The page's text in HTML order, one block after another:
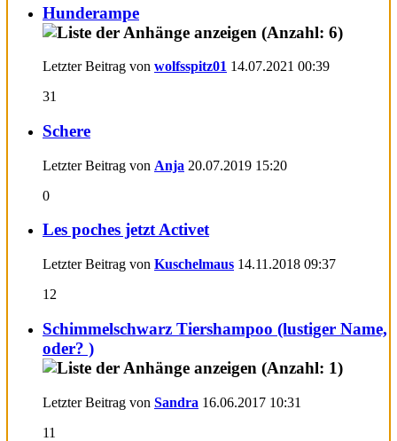
Hunderampe
Letzter Beitrag von wolfsspitz01 14.07.2021 00:39
31
Schere
Letzter Beitrag von Anja 20.07.2019 15:20
0
Les poches jetzt Activet
Letzter Beitrag von Kuschelmaus 14.11.2018 09:37
12
Schimmelschwarz Tiershampoo (lustiger Name,
oder? )
Letzter Beitrag von Sandra 16.06.2017 10:31
11